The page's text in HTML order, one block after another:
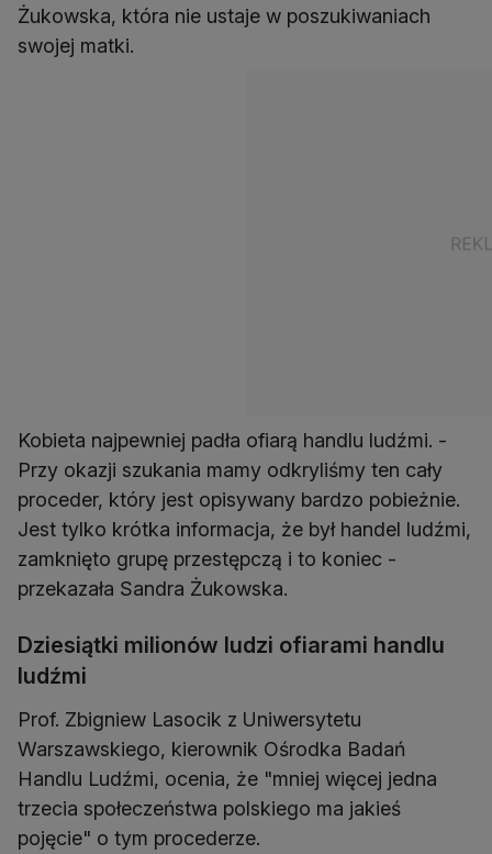
Żukowska, która nie ustaje w poszukiwaniach
swojej matki.
Kobieta najpewniej padła ofiarą handlu ludźmi. -
Przy okazji szukania mamy odkryliśmy ten cały
proceder, który jest opisywany bardzo pobieżnie.
Jest tylko krótka informacja, że był handel ludźmi,
zamknięto grupę przestępczą i to koniec -
przekazała Sandra Żukowska.
Dziesiątki milionów ludzi ofiarami handlu
ludźmi
Prof. Zbigniew Lasocik z Uniwersytetu
Warszawskiego, kierownik Ośrodka Badań
Handlu Ludźmi, ocenia, że "mniej więcej jedna
trzecia społeczeństwa polskiego ma jakieś
pojęcie" o tym procederze.